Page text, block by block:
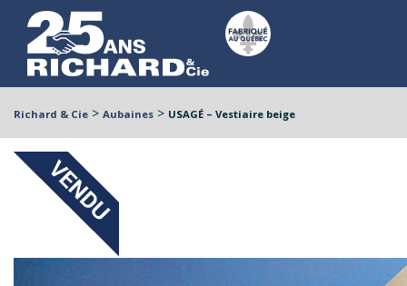
Richard & Cie > Aubaines > USAGÉ – Vestiaire beige